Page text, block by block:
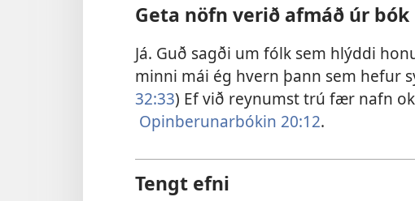
Geta nöfn verið afmáð úr
Já. Guð sagði um fólk sem hlýddi
minni mái ég hvern þann sem hefur
32:33) Ef við reynumst trú fær nafn
Opinberunarbókin 20:12.
Tengt efni